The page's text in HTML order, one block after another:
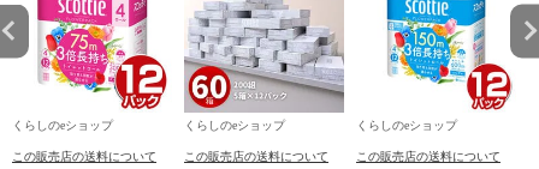
くらしのeショップ
この販売店の送料について
くらしのeショップ
この販売店の送料について
くらしのeショップ
この販売店の送料について